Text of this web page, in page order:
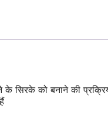
को बनाने की